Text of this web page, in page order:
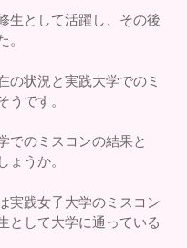
生として活躍し、その後
。
の状況と実践大学でのミ
うです。
でのミスコンの結果と
ょうか。
実践女子大学のミスコン
として大学に通っている